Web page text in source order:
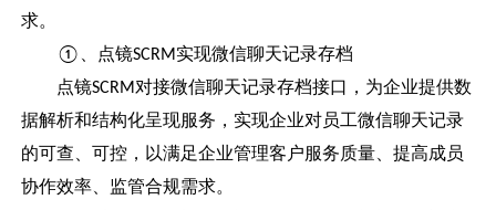
求。
① 、点镜SCRM实现微信聊天记录存档
点镜SCRM对接微信聊天记录存档接口，为企业提供数
据解析和结构化呈现服务，实现企业对员工微信聊天记录
的可查、可控，以满足企业管理客户服务质量、提高成员
协作效率、监管合规需求。